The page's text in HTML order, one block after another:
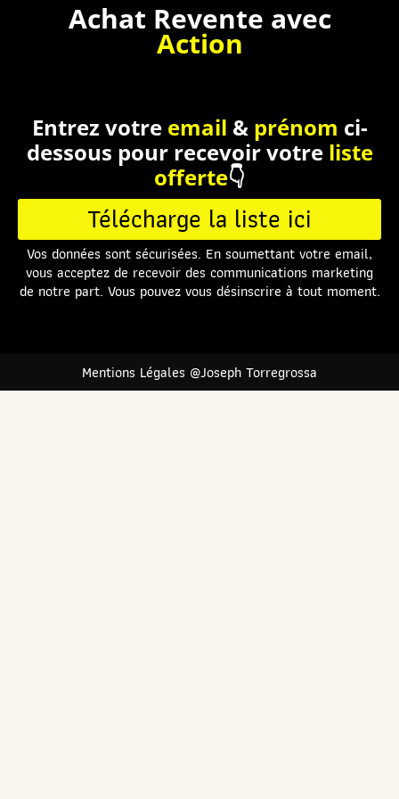
Achat Revente avec
Action
Entrez votre email & prénom ci-
dessous pour recevoir votre liste
offerte👇
Télécharge la liste ici
Vos données sont sécurisées. En soumettant votre email,
vous acceptez de recevoir des communications marketing
de notre part. Vous pouvez vous désinscrire à tout moment.
Mentions Légales @Joseph Torregrossa